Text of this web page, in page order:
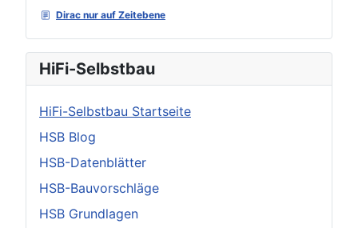
Dirac nur auf Zeitebene
HiFi-Selbstbau
HiFi-Selbstbau Startseite
HSB Blog
HSB-Datenblätter
HSB-Bauvorschläge
HSB Grundlagen